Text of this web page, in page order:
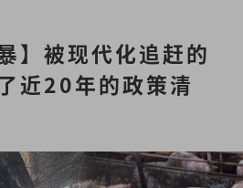
】被现代化追赶的
近20年的政策清